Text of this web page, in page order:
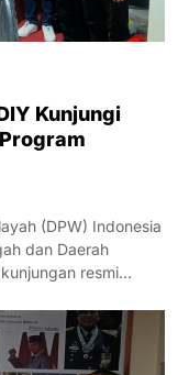
Kunjungi
(DPW) Indonesia
dan Daerah
resmi…